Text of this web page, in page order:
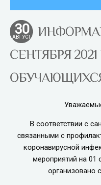
30
АВГУСТ
СЕНТЯБРЯ
В соответствии с
связанными с
коронавирусной
мероприятий на 01
организовано